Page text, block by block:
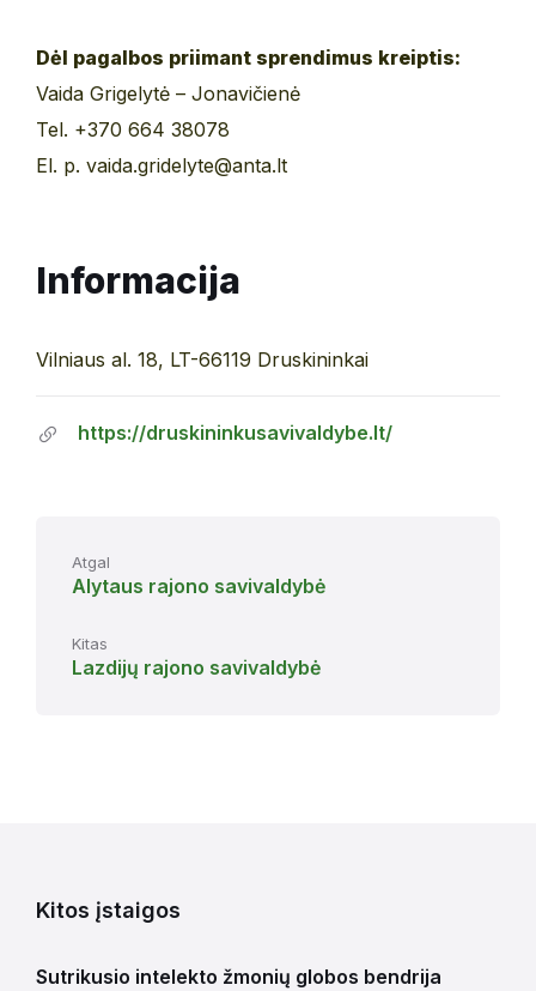
Dėl pagalbos priimant sprendimus kreiptis:
Vaida Grigelytė – Jonavičienė
Tel. +370 664 38078
El. p. vaida.gridelyte@anta.lt
Informacija
Vilniaus al. 18, LT-66119 Druskininkai
https://druskininkusavivaldybe.lt/
Atgal
Alytaus rajono savivaldybė
Kitas
Lazdijų rajono savivaldybė
Kitos įstaigos
Sutrikusio intelekto žmonių globos bendrija